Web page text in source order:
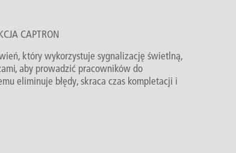
CAPTRON
który wykorzystuje sygnalizację świetlną,
aby prowadzić pracowników do
eliminuje błędy, skraca czas kompletacji i